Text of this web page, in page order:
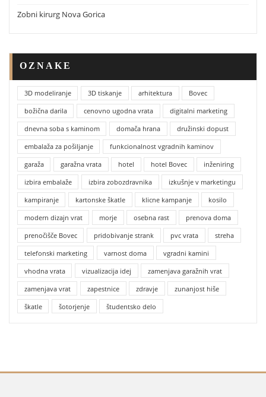
Zobni kirurg Nova Gorica
OZNAKE
3D modeliranje 3D tiskanje arhitektura
Bovec
božična darila
cenovno ugodna vrata
digitalni marketing
dnevna soba s kaminom
domača hrana
družinski dopust
embalaža za pošiljanje
funkcionalnost vgradnih kaminov
garaža
garažna vrata hotel hotel Bovec
inženiring
izbira embalaže
izbira zobozdravnika
izkušnje v marketingu
kampiranje
kartonske škatle klicne kampanje
kosilo
modern dizajn vrat
morje osebna rast
prenova doma
prenočišče Bovec
pridobivanje strank pvc vrata
streha
telefonski marketing
varnost doma
vgradni kamini
vhodna vrata
vizualizacija idej
zamenjava garažnih vrat
zamenjava vrat
zapestnice zdravje
zunanjost hiše
škatle
šotorjenje študentsko delo